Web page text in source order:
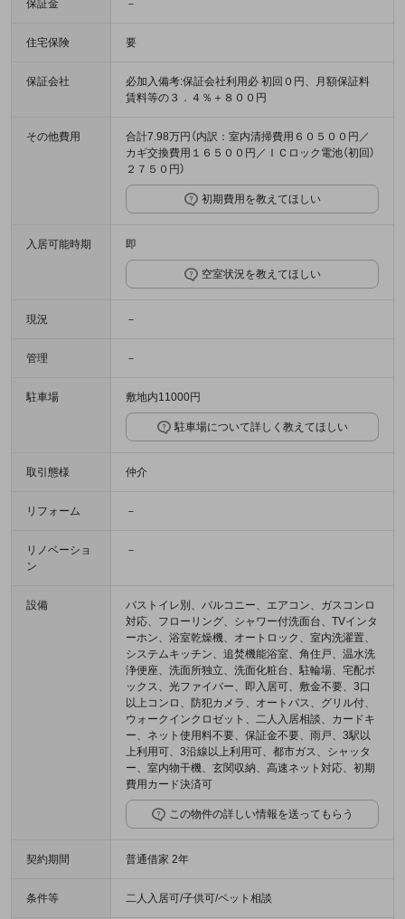
保証金 －
住宅保険 要
保証会社
必加入備考:保証会社利用必 初回０円、月額保証料
賃料等の３．４％＋８００円
その他費用
合計7.98万円（内訳：室内清掃費用６０５００円／
カギ交換費用１６５００円／ＩＣロック電池（初回）
２７５０円）
初期費用を教えてほしい
入居可能時期 即
空室状況を教えてほしい
現況 －
管理 －
駐車場 敷地内11000円
駐車場について詳しく教えてほしい
取引態様 仲介
リフォーム －
リノベーショ
ン
－
設備
バストイレ別、バルコニー、エアコン、ガスコンロ
対応、フローリング、シャワー付洗面台、TVインタ
ーホン、浴室乾燥機、オートロック、室内洗濯置、
システムキッチン、追焚機能浴室、角住戸、温水洗
浄便座、洗面所独立、洗面化粧台、駐輪場、宅配ボ
ックス、光ファイバー、即入居可、敷金不要、3口
以上コンロ、防犯カメラ、オートバス、グリル付、
ウォークインクロゼット、二人入居相談、カードキ
ー、ネット使用料不要、保証金不要、雨戸、3駅以
上利用可、3沿線以上利用可、都市ガス、シャッタ
ー、室内物干機、玄関収納、高速ネット対応、初期
費用カード決済可
この物件の詳しい情報を送ってもらう
契約期間 普通借家 2年
条件等 二人入居可/子供可/ペット相談